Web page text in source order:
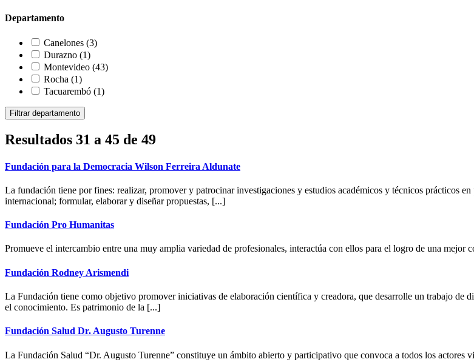
Departamento
Canelones (3)
Durazno (1)
Montevideo (43)
Rocha (1)
Tacuarembó (1)
Resultados 31 a 45 de 49
Fundación para la Democracia Wilson Ferreira Aldunate
La fundación tiene por fines: realizar, promover y patrocinar investigaciones y estudios académicos y técnicos prácticos
internacional; formular, elaborar y diseñar propuestas, [...]
Fundación Pro Humanitas
Promueve el intercambio entre una muy amplia variedad de profesionales, interactúa con ellos para el logro de una mejor
Fundación Rodney Arismendi
La Fundación tiene como objetivo promover iniciativas de elaboración científica y creadora, que desarrolle un trabajo de
el conocimiento. Es patrimonio de la [...]
Fundación Salud Dr. Augusto Turenne
La Fundación Salud “Dr. Augusto Turenne” constituye un ámbito abierto y participativo que convoca a todos los actores